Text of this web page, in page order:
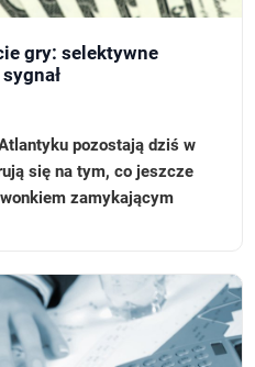
gry: selektywne
pozostają dziś w
się na tym, co jeszcze
zamykającym